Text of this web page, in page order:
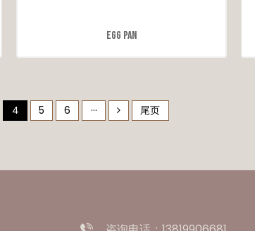
Egg Pan
4 5 6 ··· 尾页